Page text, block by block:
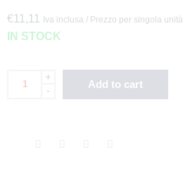
€11,11 Iva inclusa / Prezzo per singola unità
IN STOCK
+
-
Add to cart